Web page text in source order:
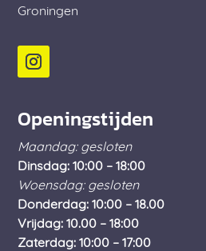
Groningen
Openingstijden
Maandag: gesloten
Dinsdag: 10:00 – 18:00
Woensdag: gesloten
Donderdag: 10:00 – 18.00
Vrijdag: 10.00 – 18:00
Zaterdag: 10:00 – 17:00